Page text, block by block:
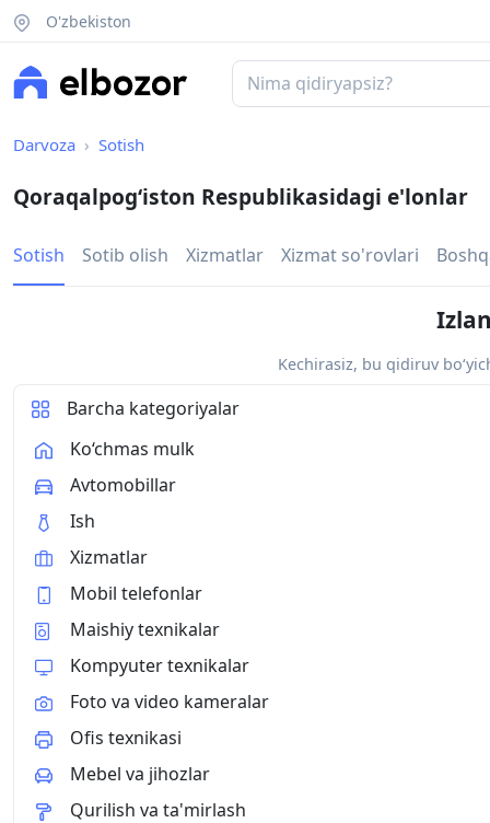
O'zbekiston
Darvoza Sotish
Qoraqalpogʻiston Respublikasidagi e'lonlar
Sotish Sotib olish Xizmatlar Xizmat so'rovlari
Kechirasiz, bu qidiruv
Barcha kategoriyalar
Ko‘chmas mulk
Avtomobillar
Ish
Xizmatlar
Mobil telefonlar
Maishiy texnikalar
Kompyuter texnikalar
Foto va video kameralar
Ofis texnikasi
Mebel va jihozlar
Qurilish va ta'mirlash